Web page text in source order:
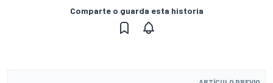
Comparte o guarda esta historia